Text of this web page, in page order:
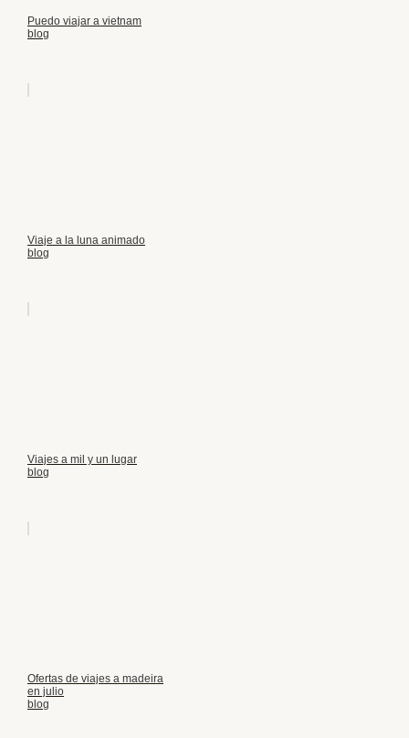
Puedo viajar a vietnam
blog
Viaje a la luna animado
blog
Viajes a mil y un lugar
blog
Ofertas de viajes a madeira
en julio
blog